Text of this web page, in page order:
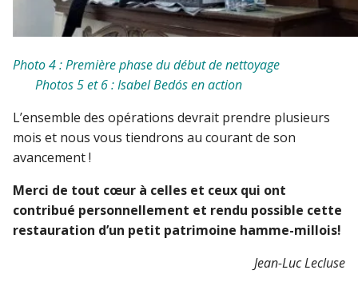
Photo 4 : Première phase du début de nettoyage
Photos 5 et 6 : Isabel Bedós en action
L’ensemble des opérations devrait prendre plusieurs
mois et nous vous tiendrons au courant de son
avancement !
Merci de tout cœur à celles et ceux qui ont
contribué personnellement et rendu possible cette
restauration d’un petit patrimoine hamme-millois!
Jean-Luc Lecluse